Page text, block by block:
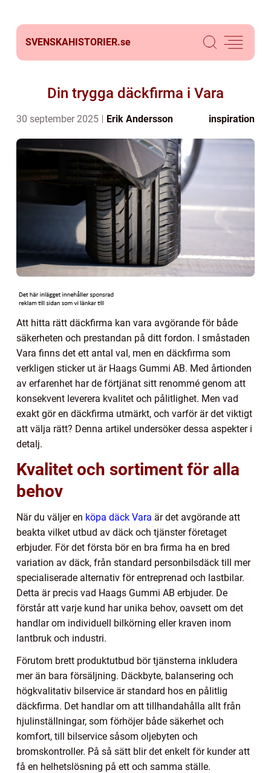
SVENSKAHISTORIER.se
Din trygga däckfirma i Vara
30 september 2025 Erik Andersson inspiration
Att hitta rätt däckfirma kan vara avgörande för både
säkerheten och prestandan på ditt fordon. I småstaden
Vara finns det ett antal val, men en däckfirma som
verkligen sticker ut är Haags Gummi AB. Med årtionden
av erfarenhet har de förtjänat sitt renommé genom att
konsekvent leverera kvalitet och pålitlighet. Men vad
exakt gör en däckfirma utmärkt, och varför är det viktigt
att välja rätt? Denna artikel undersöker dessa aspekter i
detalj.
Kvalitet och sortiment för alla
behov
När du väljer en köpa däck Vara är det avgörande att
beakta vilket utbud av däck och tjänster företaget
erbjuder. För det första bör en bra firma ha en bred
variation av däck, från standard personbilsdäck till mer
specialiserade alternativ för entreprenad och lastbilar.
Detta är precis vad Haags Gummi AB erbjuder. De
förstår att varje kund har unika behov, oavsett om det
handlar om individuell bilkörning eller kraven inom
lantbruk och industri.
Förutom brett produktutbud bör tjänsterna inkludera
mer än bara försäljning. Däckbyte, balansering och
högkvalitativ bilservice är standard hos en pålitlig
däckfirma. Det handlar om att tillhandahålla allt från
hjulinställningar, som förhöjer både säkerhet och
komfort, till bilservice såsom oljebyten och
bromskontroller. På så sätt blir det enkelt för kunder att
få en helhetslösning på ett och samma ställe.